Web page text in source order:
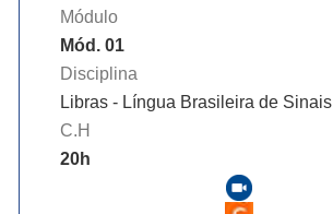
Módulo
Mód. 01
Disciplina
Libras - Língua Brasileira de Sinais
C.H
20h